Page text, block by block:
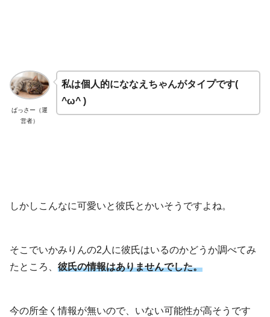
ばっさー（運
営者）
私は個人的にななえちゃんがタイプです(
^ω^ )
しかしこんなに可愛いと彼氏とかいそうですよね。
そこでいかみりんの2人に彼氏はいるのかどうか調べてみ
たところ、 彼氏の情報はありませんでした。
今の所全く情報が無いので、いない可能性が高そうです